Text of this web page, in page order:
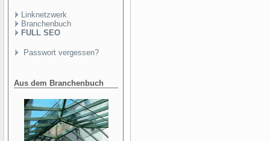
Linknetzwerk
Branchenbuch
FULL SEO
Passwort vergessen?
Aus dem Branchenbuch